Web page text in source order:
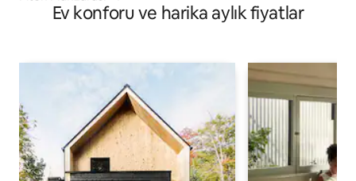
Ev konforu ve harika aylık fiyatlar